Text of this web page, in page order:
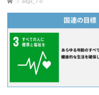
sdgs_7-0